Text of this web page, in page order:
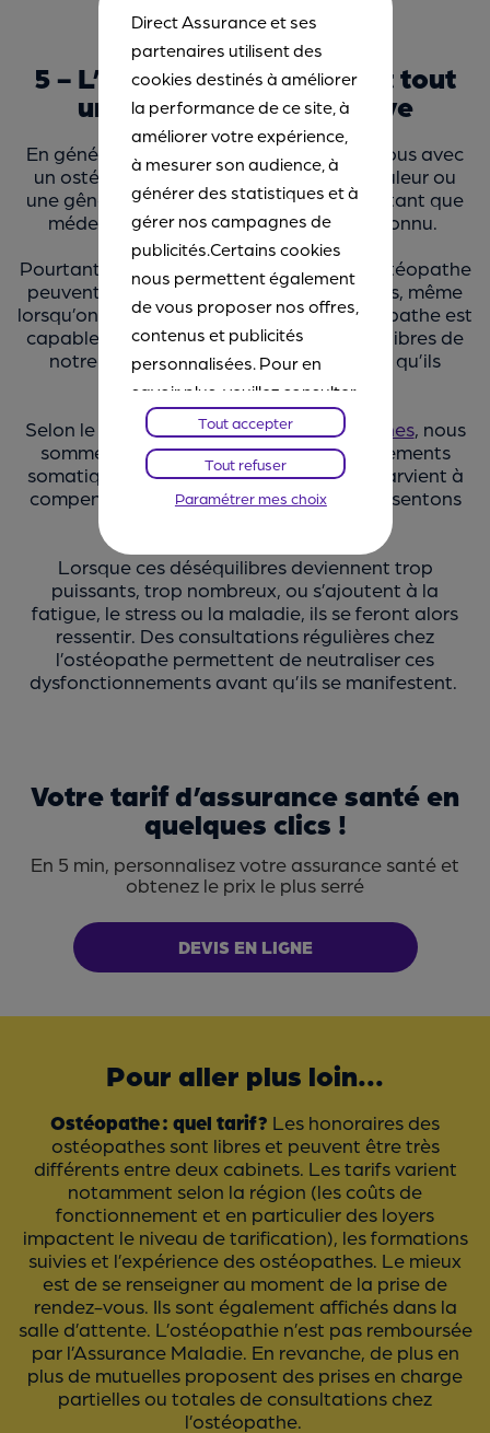
5 - L’ostéopathie est avant tout
une médecine préventive
En général, on pense à prendre rendez-vous avec
un ostéopathe lorsqu’on ressent une douleur ou
une gêne. L’intérêt de cette discipline en tant que
médecine préventive reste assez peu connu.
Pourtant, des visites régulières chez un ostéopathe
peuvent s’avérer extrêmement bénéfiques, même
lorsqu’on ne ressent aucune gêne. L’ostéopathe est
capable de déceler les éventuels déséquilibres de
notre organisme et de les traiter avant qu’ils
n’entrainent des douleurs.
Selon le
Syndicat Français des Ostéopathes, nous
sommes tous porteurs de dysfonctionnements
somatiques. Tant que notre organisme parvient à
compenser ces déséquilibres, nous ne ressentons
Lorsque ces déséquilibres deviennent trop
puissants, trop nombreux, ou s’ajoutent à la
fatigue, le stress ou la maladie, ils se feront alors
ressentir. Des consultations régulières chez
l’ostéopathe permettent de neutraliser ces
dysfonctionnements avant qu’ils se manifestent.
Votre tarif d’assurance santé en
quelques clics !
En 5 min, personnalisez votre assurance santé et
obtenez le prix le plus serré
DEVIS EN LIGNE
Pour aller plus loin...
Ostéopathe : quel tarif ? Les honoraires des
ostéopathes sont libres et peuvent être très
différents entre deux cabinets. Les tarifs varient
notamment selon la région (les coûts de
fonctionnement et en particulier des loyers
impactent le niveau de tarification), les formations
suivies et l’expérience des ostéopathes. Le mieux
est de se renseigner au moment de la prise de
rendez-vous. Ils sont également affichés dans la
salle d’attente. L’ostéopathie n’est pas remboursée
par l’Assurance Maladie. En revanche, de plus en
plus de mutuelles proposent des prises en charge
partielles ou totales de consultations chez
l’ostéopathe.
Direct Assurance et ses
partenaires utilisent des
cookies destinés à améliorer
la performance de ce site, à
améliorer votre expérience,
à mesurer son audience, à
générer des statistiques et à
gérer nos campagnes de
publicités.Certains cookies
nous permettent également
de vous proposer nos offres,
contenus et publicités
personnalisées. Pour en
savoir plus, veuillez consulter
notre
Chartes Cookies
. Vous
pourrez à tout moment
paramétrer vos choix et
refuser certains cookies.
Tout accepter
Tout refuser
Paramétrer mes choix